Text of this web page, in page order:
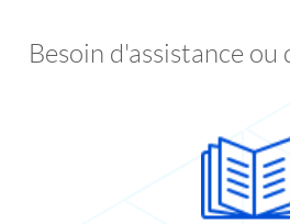
Besoin d'assistance